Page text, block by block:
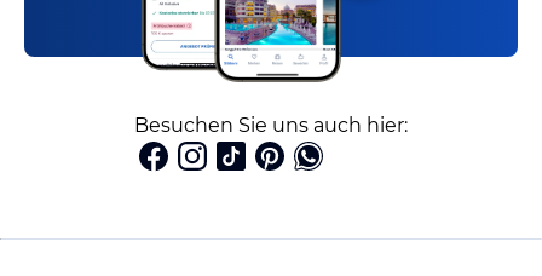
Besuchen Sie uns auch hier: